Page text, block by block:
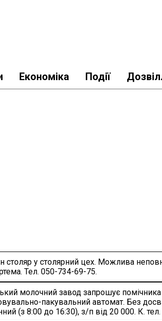
Економіка Події
столяр у столярний цех. Можлива
Тел. 050-734-69-75.
молочний завод запрошує
пакувальний автомат. Без
(з 8:00 до 16:30), з/п від 20 000. К.